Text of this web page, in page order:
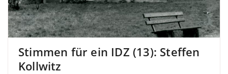
Stimmen für ein IDZ (13): Steffen
Kollwitz